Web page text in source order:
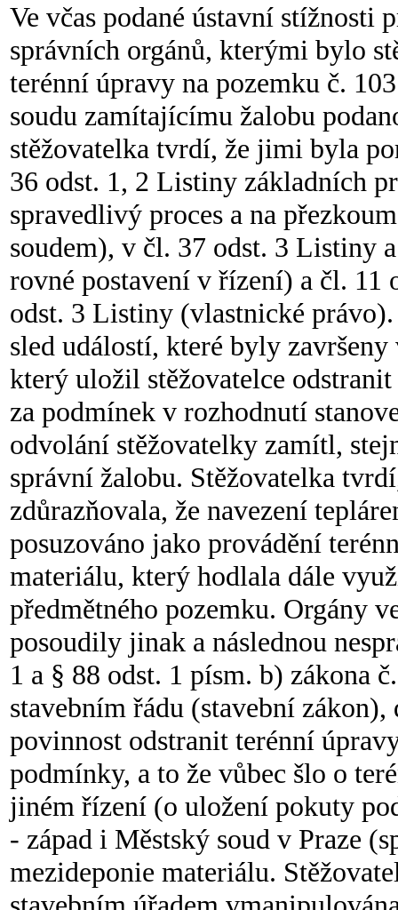
Ve včas podané ústavní stížnosti
správních orgánů, kterými bylo
terénní úpravy na pozemku č.
soudu zamítajícímu žalobu
stěžovatelka tvrdí, že jimi byla
36 odst. 1, 2 Listiny základních
spravedlivý proces a na
soudem), v čl. 37 odst. 3 Listiny
rovné postavení v řízení) a čl. 11
odst. 3 Listiny (vlastnické
sled událostí, které byly
který uložil stěžovatelce
za podmínek v rozhodnutí
odvolání stěžovatelky zamítl,
správní žalobu. Stěžovatelka
zdůrazňovala, že navezení
posuzováno jako provádění
materiálu, který hodlala dále
předmětného pozemku. Orgány
posoudily jinak a následnou
1 a § 88 odst. 1 písm. b) zákona
stavebním řádu (stavební
povinnost odstranit terénní
podmínky, a to že vůbec šlo o
jiném řízení (o uložení pokuty
- západ i Městský soud v Praze
mezideponie materiálu.